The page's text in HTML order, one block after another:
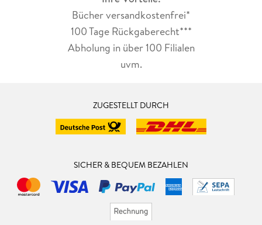
Bücher versandkostenfrei*
100 Tage Rückgaberecht***
Abholung in über 100 Filialen
uvm.
ZUGESTELLT DURCH
SICHER & BEQUEM BEZAHLEN